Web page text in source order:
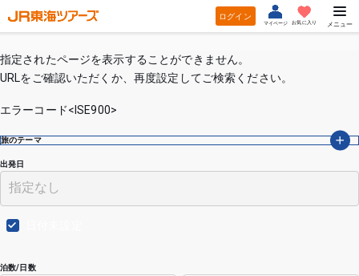
ログイン
マイページ お気に入り メニュー
指定されたページを表示することができません。
URLをご確認いただくか、再度設定してご検索ください。
エラーコード<ISE900>
出発日
泊数/日数
旅のテーマ